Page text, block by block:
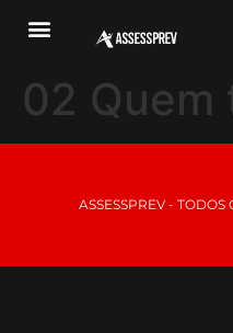
02 Quem
ASSESSPREV - TODOS